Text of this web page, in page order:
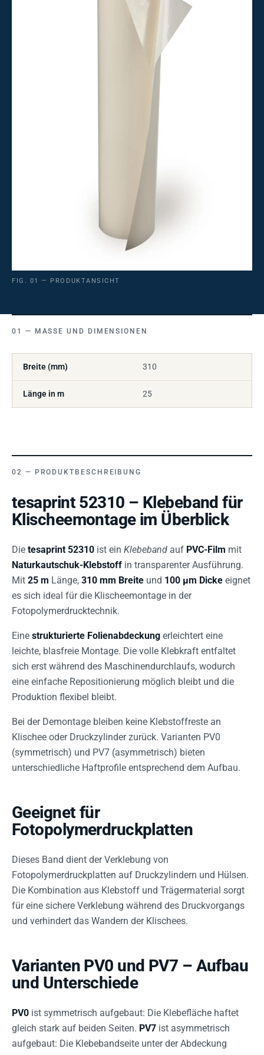
FIG. 01 — PRODUKTANSICHT
MASSE UND DIMENSIONEN
Breite (mm) 310
Länge in m 25
PRODUKTBESCHREIBUNG
tesaprint 52310 – Klebeband für
Klischeemontage im Überblick
Die tesaprint 52310 ist ein Klebeband auf PVC-Film mit
Naturkautschuk-Klebstoff in transparenter Ausführung.
Mit 25 m Länge, 310 mm Breite und 100 µm Dicke eignet
es sich ideal für die Klischeemontage in der
Fotopolymerdrucktechnik.
Eine strukturierte Folienabdeckung erleichtert eine
leichte, blasfreie Montage. Die volle Klebkraft entfaltet
sich erst während des Maschinendurchlaufs, wodurch
eine einfache Repositionierung möglich bleibt und die
Produktion flexibel bleibt.
Bei der Demontage bleiben keine Klebstoffreste an
Klischee oder Druckzylinder zurück. Varianten PV0
(symmetrisch) und PV7 (asymmetrisch) bieten
unterschiedliche Haftprofile entsprechend dem Aufbau.
Geeignet für
Fotopolymerdruckplatten
Dieses Band dient der Verklebung von
Fotopolymerdruckplatten auf Druckzylindern und Hülsen.
Die Kombination aus Klebstoff und Trägermaterial sorgt
für eine sichere Verklebung während des Druckvorgangs
und verhindert das Wandern der Klischees.
Varianten PV0 und PV7 – Aufbau
und Unterschiede
PV0 ist symmetrisch aufgebaut: Die Klebefläche haftet
gleich stark auf beiden Seiten. PV7 ist asymmetrisch
aufgebaut: Die Klebebandseite unter der Abdeckung